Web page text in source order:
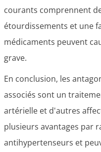
courants comprennent
étourdissements et une
médicaments peuvent
grave.
En conclusion, les
associés sont un
artérielle et d'autres
plusieurs avantages par
antihypertenseurs et